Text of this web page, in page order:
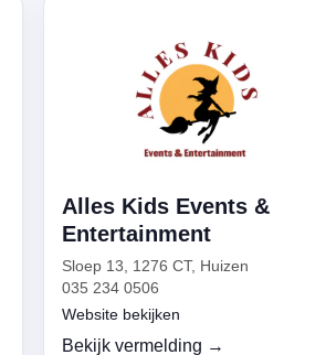
Alles Kids Events &
Entertainment
Sloep 13, 1276 CT, Huizen
035 234 0506
Website bekijken
Bekijk vermelding →